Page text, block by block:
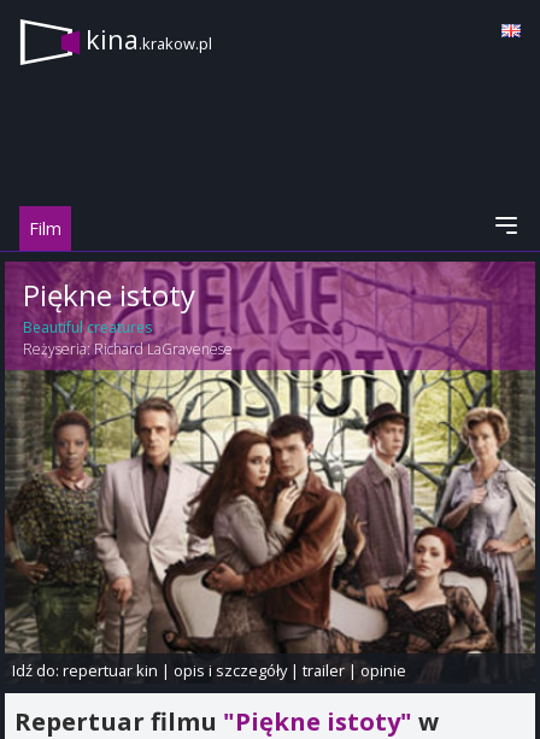
kina.krakow.pl
Film
Piękne istoty
Beautiful creatures
Reżyseria:Richard LaGravenese
Idź do:repertuar kin |opis i szczegóły|trailer |opinie
Repertuar filmu "Piękne istoty" w